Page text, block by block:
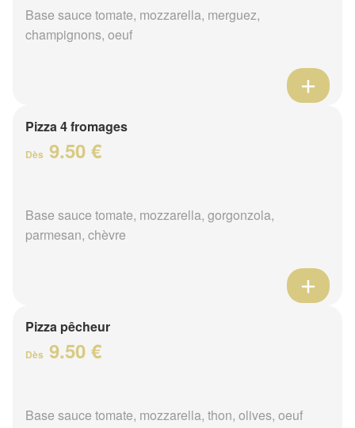
Base sauce tomate, mozzarella, merguez,
champignons, oeuf
Pizza 4 fromages
Dès 9.50 €
Base sauce tomate, mozzarella, gorgonzola,
parmesan, chèvre
Pizza pêcheur
Dès 9.50 €
Base sauce tomate, mozzarella, thon, olives, oeuf